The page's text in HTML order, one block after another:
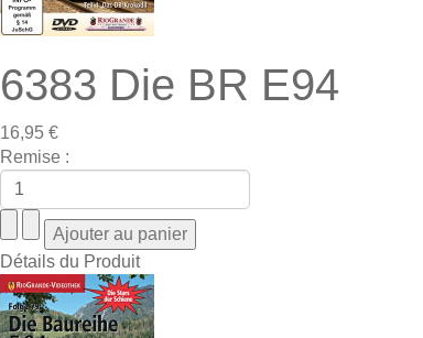
6383 Die BR E94
16,95 €
Remise :
Détails du Produit